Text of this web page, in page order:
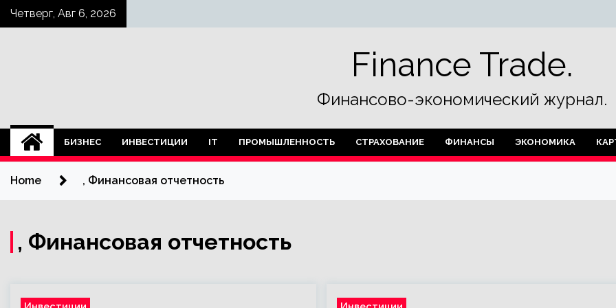
SkipЧетверг, Авг 6, 2026
Finance Trade.
Финансово-экономический журнал.
БИЗНЕС ИНВЕСТИЦИИ IT ПРОМЫШЛЕННОСТЬ СТРАХОВАНИЕ ФИНАНСЫ ЭКОНОМИКА
Home , Финансовая отчетность
, Финансовая отчетность